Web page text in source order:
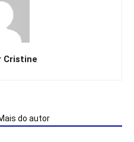
Cristine
do autor